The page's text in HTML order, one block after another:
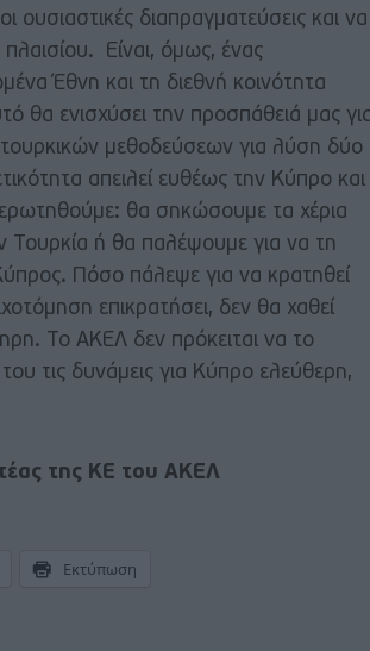
διαπραγματεύσεις και να
Είναι, όμως, ένας
Έθνη και τη διεθνή κοινότητα
θα ενισχύσει την προσπάθειά μας
μεθοδεύσεων για λύση δύο
απειλεί ευθέως την Κύπρο και
θα σηκώσουμε τα χέρια
ή θα παλέψουμε για να τη
Πόσο πάλεψε για να κρατηθεί
επικρατήσει, δεν θα χαθεί
Το ΑΚΕΛ δεν πρόκειται να το
τις δυνάμεις για Κύπρο ελεύθερη,
της ΚΕ του ΑΚΕΛ
Εκτύπωση